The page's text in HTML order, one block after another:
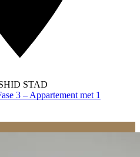
STAD
3 – Appartement met 1